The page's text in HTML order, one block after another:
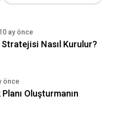
ay önce
Nasıl Kurulur?
önce
Oluşturmanın